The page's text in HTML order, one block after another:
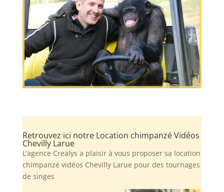
Retrouvez ici notre Location chimpanzé Vidéos
Chevilly Larue
L’agence Crealys a plaisir à vous proposer sa location
chimpanzé vidéos Chevilly Larue pour des tournages
de singes